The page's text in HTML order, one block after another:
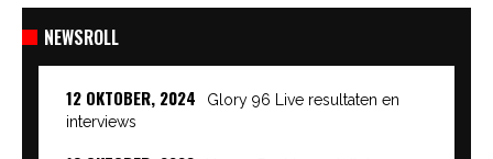
NEWSROLL
12 OKTOBER, 2024
Glory 96 Live resultaten en
interviews